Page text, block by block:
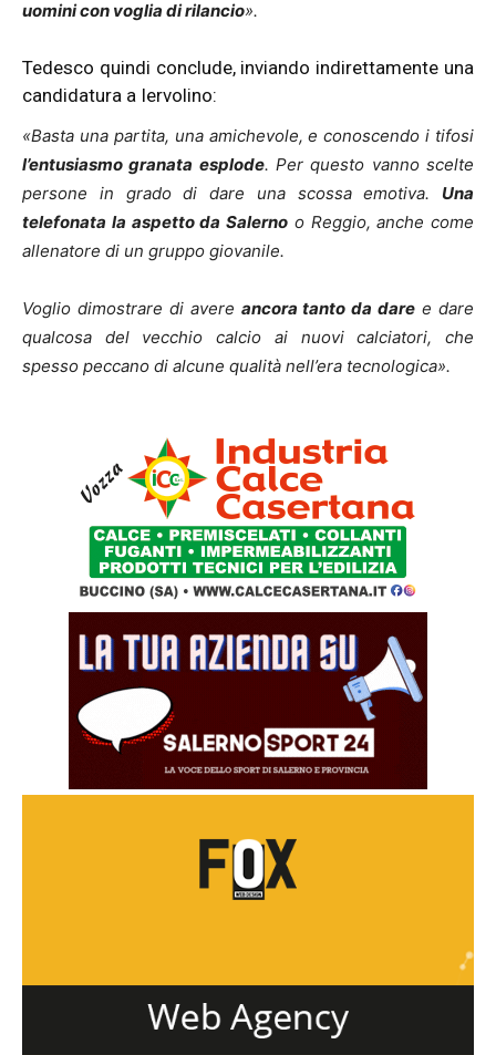
uomini con voglia di rilancio».
Tedesco quindi conclude, inviando indirettamente una
candidatura a Iervolino:
«Basta una partita, una amichevole, e conoscendo i tifosi
l’entusiasmo granata esplode. Per questo vanno scelte
persone in grado di dare una scossa emotiva. Una
telefonata la aspetto da Salerno o Reggio, anche come
allenatore di un gruppo giovanile.
Voglio dimostrare di avere ancora tanto da dare e dare
qualcosa del vecchio calcio ai nuovi calciatori, che
spesso peccano di alcune qualità nell’era tecnologica».